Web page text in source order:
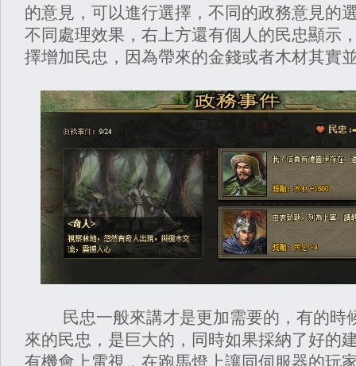
的意見，可以進行選擇，不同的政務意見的
不同處理效果，右上方還有個人的民忠顯示
擇增加民忠，因為帶來的金錢或者木材其實
民忠一般來講才是更加需要的，有的時
來的民忠，是巨大的，同時如果採納了好的
有機會上電視，在跑馬燈上讓同伺服器的玩